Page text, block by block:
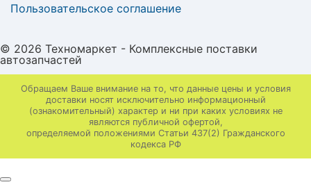
Пользовательское соглашение
© 2026 Техномаркет - Комплексные поставки
автозапчастей
Обращаем Ваше внимание на то, что данные цены и условия
доставки носят исключительно информационный
(ознакомительный) характер и ни при каких условиях не
являются публичной офертой,
определяемой положениями Статьи 437(2) Гражданского
кодекса РФ